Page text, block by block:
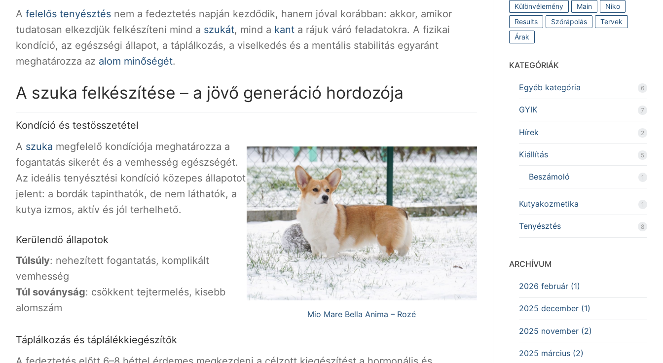
A felelős tenyésztés nem a fedeztetés napján kezdődik, hanem jóval korábban: akkor, amikor
tudatosan elkezdjük felkészíteni mind a szukát, mind a kant a rájuk váró feladatokra. A fizikai
kondíció, az egészségi állapot, a táplálkozás, a viselkedés és a mentális stabilitás egyaránt
meghatározza az alom minőségét.
A szuka felkészítése – a jövő generáció hordozója
Kondíció és testösszetétel
A szuka megfelelő kondíciója meghatározza a
fogantatás sikerét és a vemhesség egészségét.
Az ideális tenyésztési kondíció közepes állapotot
jelent: a bordák tapinthatók, de nem láthatók, a
kutya izmos, aktív és jól terhelhető.
Kerülendő állapotok
Túlsúly: nehezített fogantatás, komplikált
vemhesség
Túl soványság: csökkent tejtermelés, kisebb
alomszám
Mio Mare Bella Anima – Rozé
Táplálkozás és táplálékkiegészítők
Különvélemény
Main
Niko
Results
Szőrápolás
Tervek
Árak
KATEGÓRIÁK
Egyéb kategória 6
GYIK 7
Hírek 2
Kiállítás 5
Beszámoló 1
Kutyakozmetika 1
Tenyésztés 8
ARCHÍVUM
2026 február (1)
2025 december (1)
2025 november (2)
2025 március (2)